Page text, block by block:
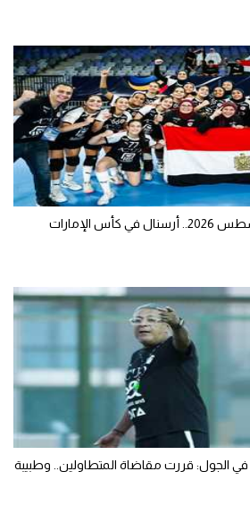
مواعيد مباريات الأحد 9 أغسطس 2026.. أرسنال في كأس الإمارات
الجول: قررت مقاضاة المتطاولين.. وطبيبة